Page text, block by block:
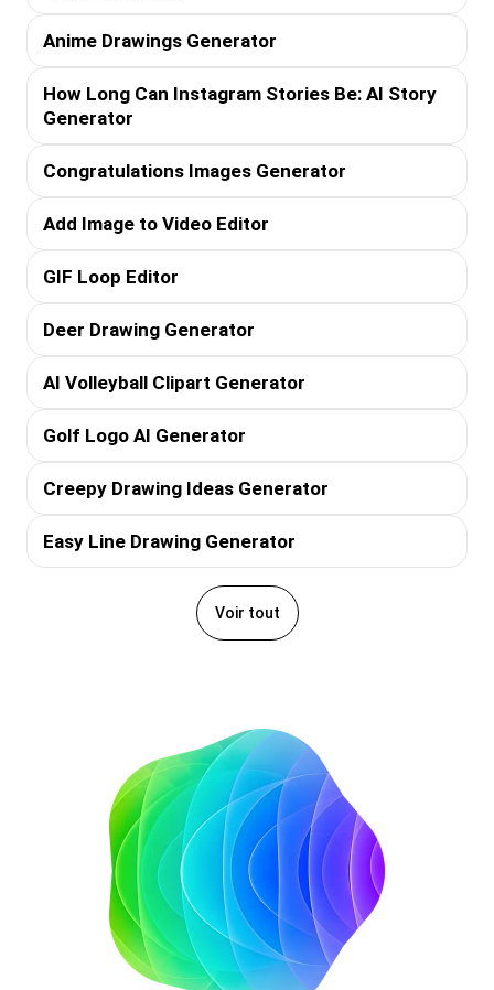
Anime Drawings Generator
How Long Can Instagram Stories Be: AI Story
Generator
Congratulations Images Generator
Add Image to Video Editor
GIF Loop Editor
Deer Drawing Generator
AI Volleyball Clipart Generator
Golf Logo AI Generator
Creepy Drawing Ideas Generator
Easy Line Drawing Generator
Voir tout